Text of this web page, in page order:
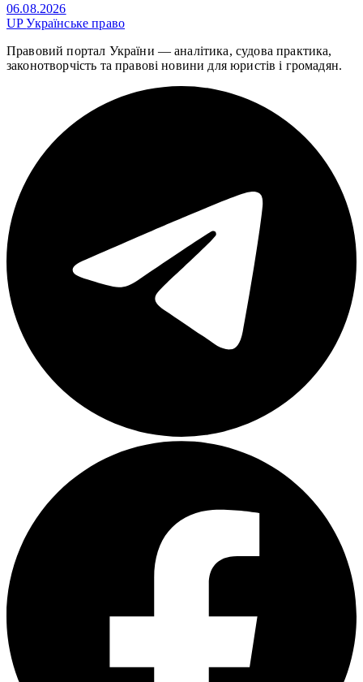
06.08.2026
UPУкраїнське право
Правовий портал України — аналітика, судова практика,
законотворчість та правові новини для юристів і громадян.